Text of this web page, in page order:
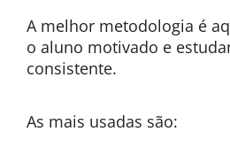
A melhor metodologia é
o aluno motivado e
consistente.
As mais usadas são: